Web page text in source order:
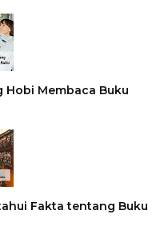
Hobi Membaca Buku
Fakta tentang Buku